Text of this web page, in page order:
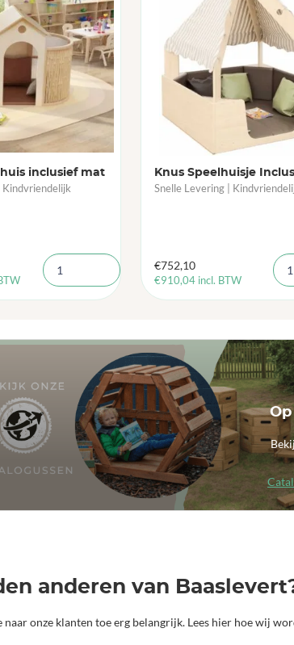
inclusief mat
Kindvriendelijk
Knus Speelhuisje
Snelle Levering |
€752,10
€910,04 incl. BTW
anderen van
onze klanten toe erg belangrijk. Lees hier hoe wij